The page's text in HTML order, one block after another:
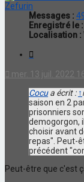
Zefurin
Messages :
Enregistré le :
Localisation :
mer. 13 juil. 2022
Cocua écrit : ↑
saison en 2
prisonniers
demogorgon,
choisir avant
repas". Peut-
précédent
Peut-être que c'est